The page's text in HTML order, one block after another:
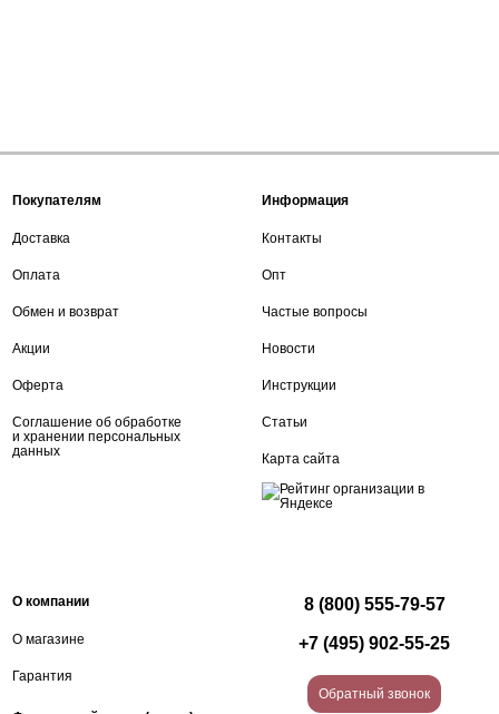
Покупателям
Доставка
Оплата
Обмен и возврат
Акции
Оферта
Соглашение об обработке
и хранении персональных
данных
Информация
Контакты
Опт
Частые вопросы
Новости
Инструкции
Статьи
Карта сайта
О компании
О магазине
Гарантия
8 (800) 555-79-57
+7 (495) 902-55-25
Обратный звонок